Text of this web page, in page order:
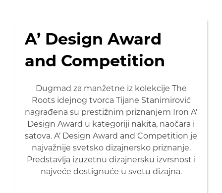
A’ Design Award
and Competition
Dugmad za manžetne iz kolekcije The
Roots idejnog tvorca Tijane Stanimirović
nagrađena su prestižnim priznanjem Iron A’
Design Award u kategoriji nakita, naočara i
satova. A’ Design Award and Competition je
najvažnije svetsko dizajnersko priznanje.
Predstavlja izuzetnu dizajnersku izvrsnost i
najveće dostignuće u svetu dizajna.